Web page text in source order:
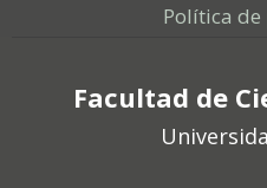
Política
Facultad de